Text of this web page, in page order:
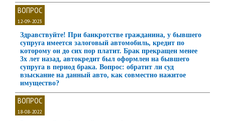
ВОПРОС
12-09-2023
Здравствуйте! При банкротстве гражданина, у бывшего
супруга имеется залоговый автомобиль, кредит по
которому он до сих пор платит. Брак прекращен менее
3х лет назад, автокредит был оформлен на бывшего
супруга в период брака. Вопрос: обратит ли суд
взыскание на данный авто, как совместно нажитое
имущество?
ВОПРОС
18-08-2022